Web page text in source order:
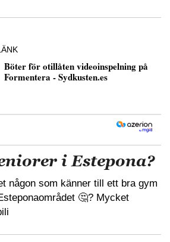
i Estepona?
någon som känner till ett bra gym
🤔? Mycket